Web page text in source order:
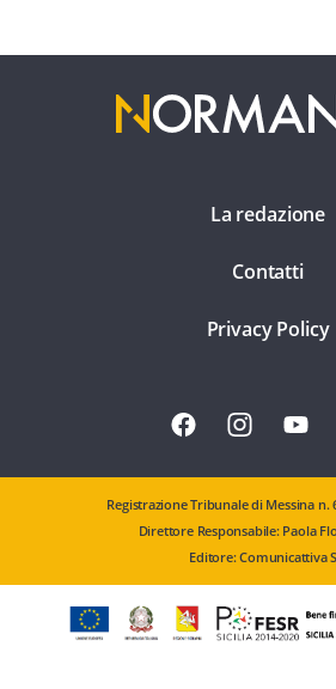
La redazione
Contatti
Privacy Policy
Registrazione Tribunale di Messina n.
Direttore Responsabile: Paola
Editore: Comunicattiva